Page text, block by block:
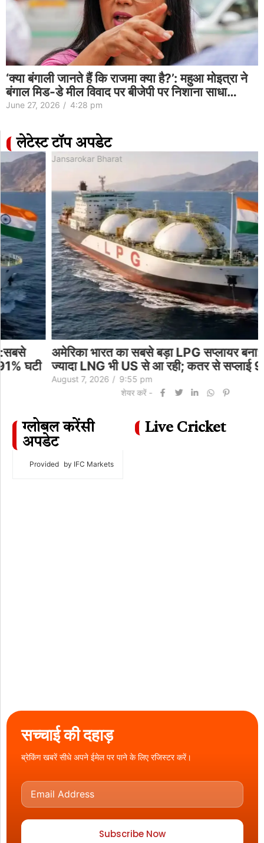
‘क्या बंगाली जानते हैं कि राजमा क्या है?’: महुआ मोइत्रा ने
बंगाल मिड-डे मील विवाद पर बीजेपी पर निशाना साधा…
June 27, 2026 / 4:28 pm
लेटेस्ट टॉप अपडेट
Jansarokar Bharat
अमेरिका भारत का सबसे बड़ा LPG सप्लायर बना:सबसे
ज्यादा LNG भी US से आ रही; कतर से सप्लाई 91% घटी
August 7, 2026 / 9:55 pm
ग्लोबल करेंसी
अपडेट
Provided by IFC Markets
Live Cricket
सच्चाई की दहाड़
ब्रेकिंग खबरें सीधे अपने ईमेल पर पाने के लिए रजिस्टर करें।
Subscribe Now